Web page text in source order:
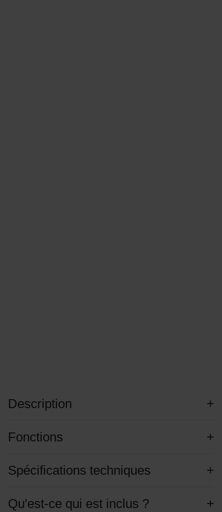
Description
Fonctions
Spécifications techniques
Qu'est-ce qui est inclus ?